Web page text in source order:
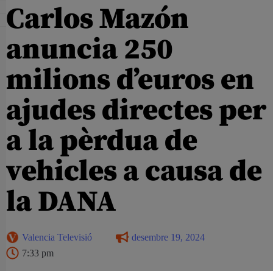
Carlos Mazón
anuncia 250
milions d’euros en
ajudes directes per
a la pèrdua de
vehicles a causa de
la DANA
Valencia Televisió
desembre 19, 2024
7:33 pm